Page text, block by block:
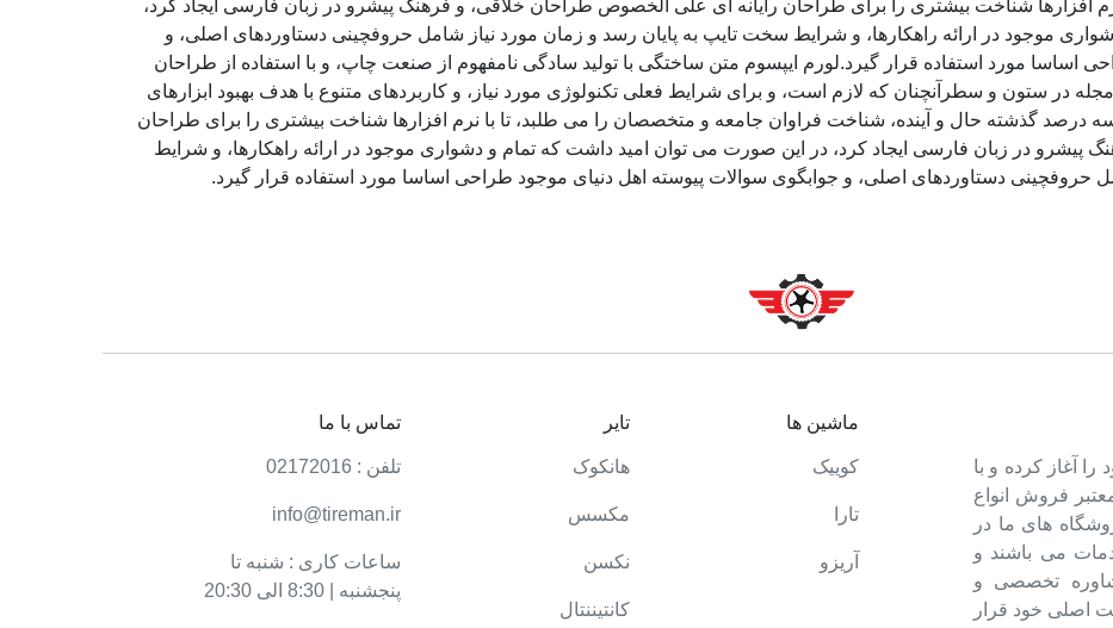
افزارها شناخت بیشتری را برای طراحان رایانه ای علی الخصوص طراحان خلاقی، و فرهنگ پیشرو در زبان فارسی ایجاد کرد،
موجود در ارائه راهکارها، و شرایط سخت تایپ به پایان رسد و زمان مورد نیاز شامل حروفچینی دستاوردهای اصلی، و
اساسا مورد استفاده قرار گیرد.لورم ایپسوم متن ساختگی با تولید سادگی نامفهوم از صنعت چاپ، و با استفاده از طراحان
در ستون و سطرآنچنان که لازم است، و برای شرایط فعلی تکنولوژی مورد نیاز، و کاربردهای متنوع با هدف بهبود ابزارهای
درصد گذشته حال و آینده، شناخت فراوان جامعه و متخصصان را می طلبد، تا با نرم افزارها شناخت بیشتری را برای طراحان
پیشرو در زبان فارسی ایجاد کرد، در این صورت می توان امید داشت که تمام و دشواری موجود در ارائه راهکارها، و شرایط
حروفچینی دستاوردهای اصلی، و جوابگوی سوالات پیوسته اهل دنیای موجود طراحی اساسا مورد استفاده قرار گیرد.
۱۳۶۵ فعالیت خود را آغاز کرده و با
فروش انواع
های ما در
می باشند و
تخصصی و
اصلی خود قرار
ماشین ها
کوییک
تارا
آریزو
تایر
هانکوک
مکسس
نکسن
کانتیننتال
تماس با ما
تلفن : 02172016
info@tireman.ir
ساعات کاری : شنبه تا
پنجشنبه | 8:30 الی 20:30